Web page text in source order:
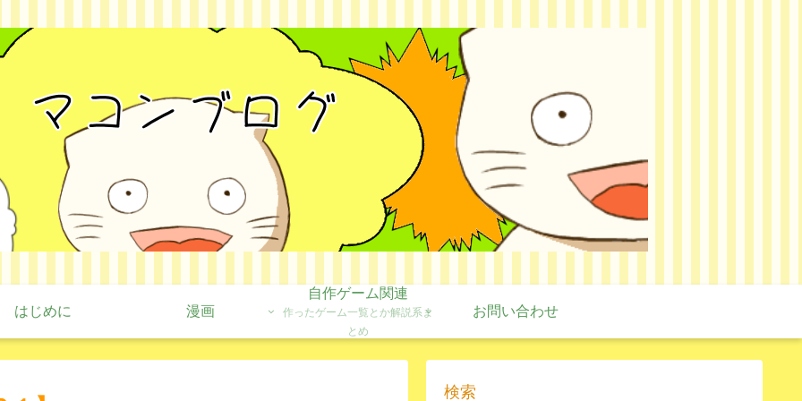
はじめに 漫画
自作ゲーム関連
作ったゲーム一覧とか解説系ま
とめ
お問い合わせ
検索